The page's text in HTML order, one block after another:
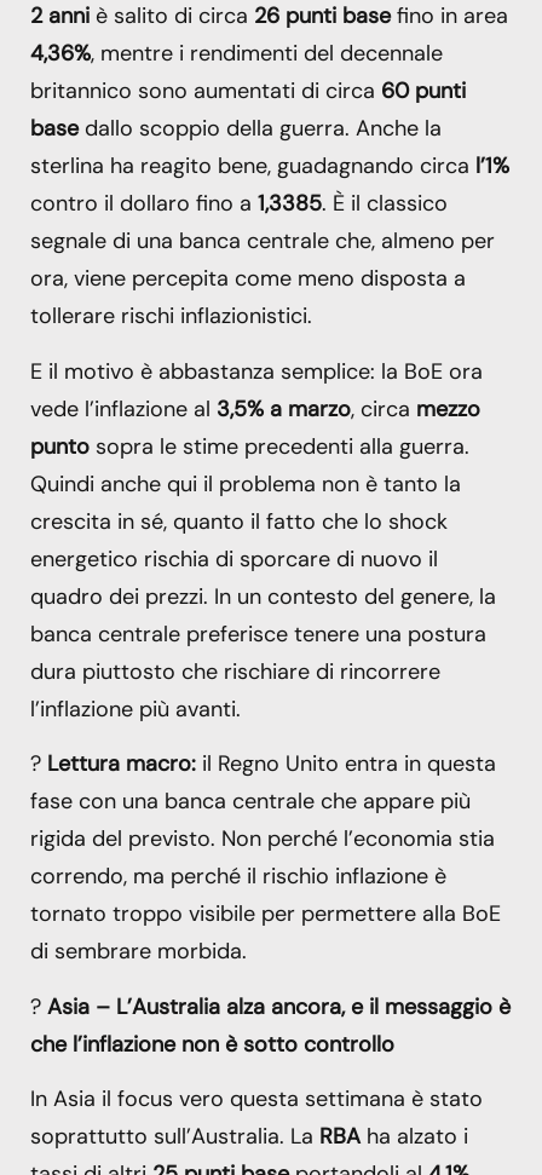
2 anni è salito di circa 26 punti basefino in area
4,36%, mentre i rendimenti del decennale
britannico sono aumentati di circa 60 punti
basedallo scoppio della guerra. Anche la
sterlina ha reagito bene, guadagnando circa l’1%
contro il dollaro fino a 1,3385. È il classico
segnale di una banca centrale che, almeno per
ora, viene percepita come meno disposta a
tollerare rischi inflazionistici.
E il motivo è abbastanza semplice: la BoE ora
vede l’inflazione al 3,5% a marzo, circa mezzo
punto sopra le stime precedenti alla guerra.
Quindi anche qui il problema non è tanto la
crescita in sé, quanto il fatto che lo shock
energetico rischia di sporcare di nuovo il
quadro dei prezzi. In un contesto del genere, la
banca centrale preferisce tenere una postura
dura piuttosto che rischiare di rincorrere
l’inflazione più avanti.
? Lettura macro: il Regno Unito entra in questa
fase con una banca centrale che appare più
rigida del previsto. Non perché l’economia stia
correndo, ma perché il rischio inflazione è
tornato troppo visibile per permettere alla BoE
di sembrare morbida.
? Asia – L’Australia alza ancora, e il messaggio è
che l’inflazione non è sotto controllo
In Asia il focus vero questa settimana è stato
soprattutto sull’Australia. La RBAha alzato i